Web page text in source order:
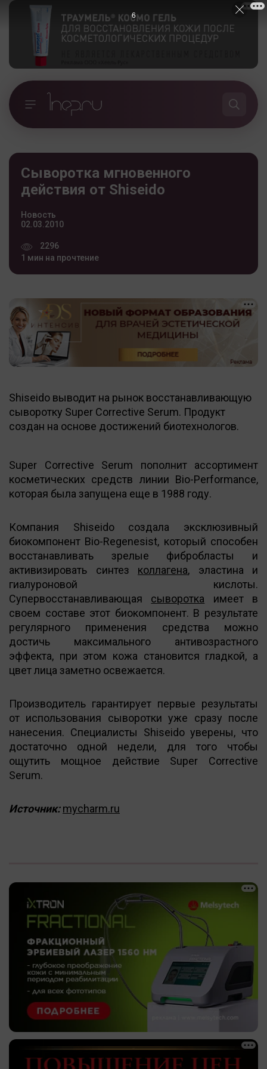
Сыворотка мгновенного
действия от Shiseido
Новость
02.03.2010
2296
1 мин на прочтение
Shiseido выводит на рынок восстанавливающую
сыворотку Super Corrective Serum. Продукт
создан на основе достижений биотехнологов.
Super Corrective Serum пополнит ассортимент
косметических средств линии Bio-Performance,
которая была запущена еще в 1988 году.
Компания Shiseido создала эксклюзивный
биокомпонент Bio-Regenesist, который способен
восстанавливать зрелые фибробласты и
активизировать синтез коллагена, эластина и
гиалуроновой кислоты.
Супервосстанавливающая сыворотка имеет в
своем составе этот биокомпонент. В результате
регулярного применения средства можно
достичь максимального антивозрастного
эффекта, при этом кожа становится гладкой, а
цвет лица заметно освежается.
Производитель гарантирует первые результаты
от использования сыворотки уже сразу после
нанесения. Специалисты Shiseido уверены, что
достаточно одной недели, для того чтобы
ощутить мощное действие Super Corrective
Serum.
Источник: mycharm.ru
5